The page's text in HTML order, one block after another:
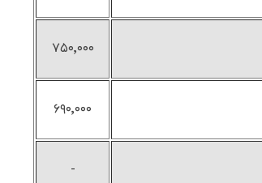
۷۵۰٬۰۰۰
۶۹۰٬۰۰۰
-